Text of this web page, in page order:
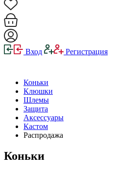
Вход Регистрация
Коньки
Клюшки
Шлемы
Защита
Аксессуары
Кастом
Распродажа
Коньки